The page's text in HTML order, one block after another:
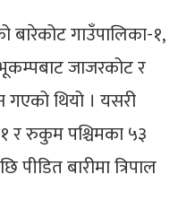
बारेकोट गाउँपालिका-१,
जाजरकोट र
थियो । यसरी
र रुकुम पश्चिमका ५३
बारीमा त्रिपाल